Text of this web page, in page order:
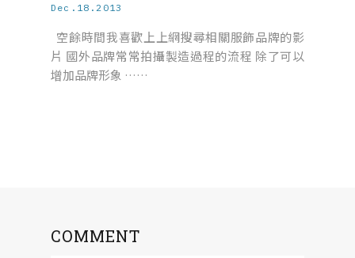
Dec.18.2013
空餘時間我喜歡上上網搜尋相關服飾品牌的影
片 國外品牌常常拍攝製造過程的流程 除了可以
增加品牌形象 ……
COMMENT